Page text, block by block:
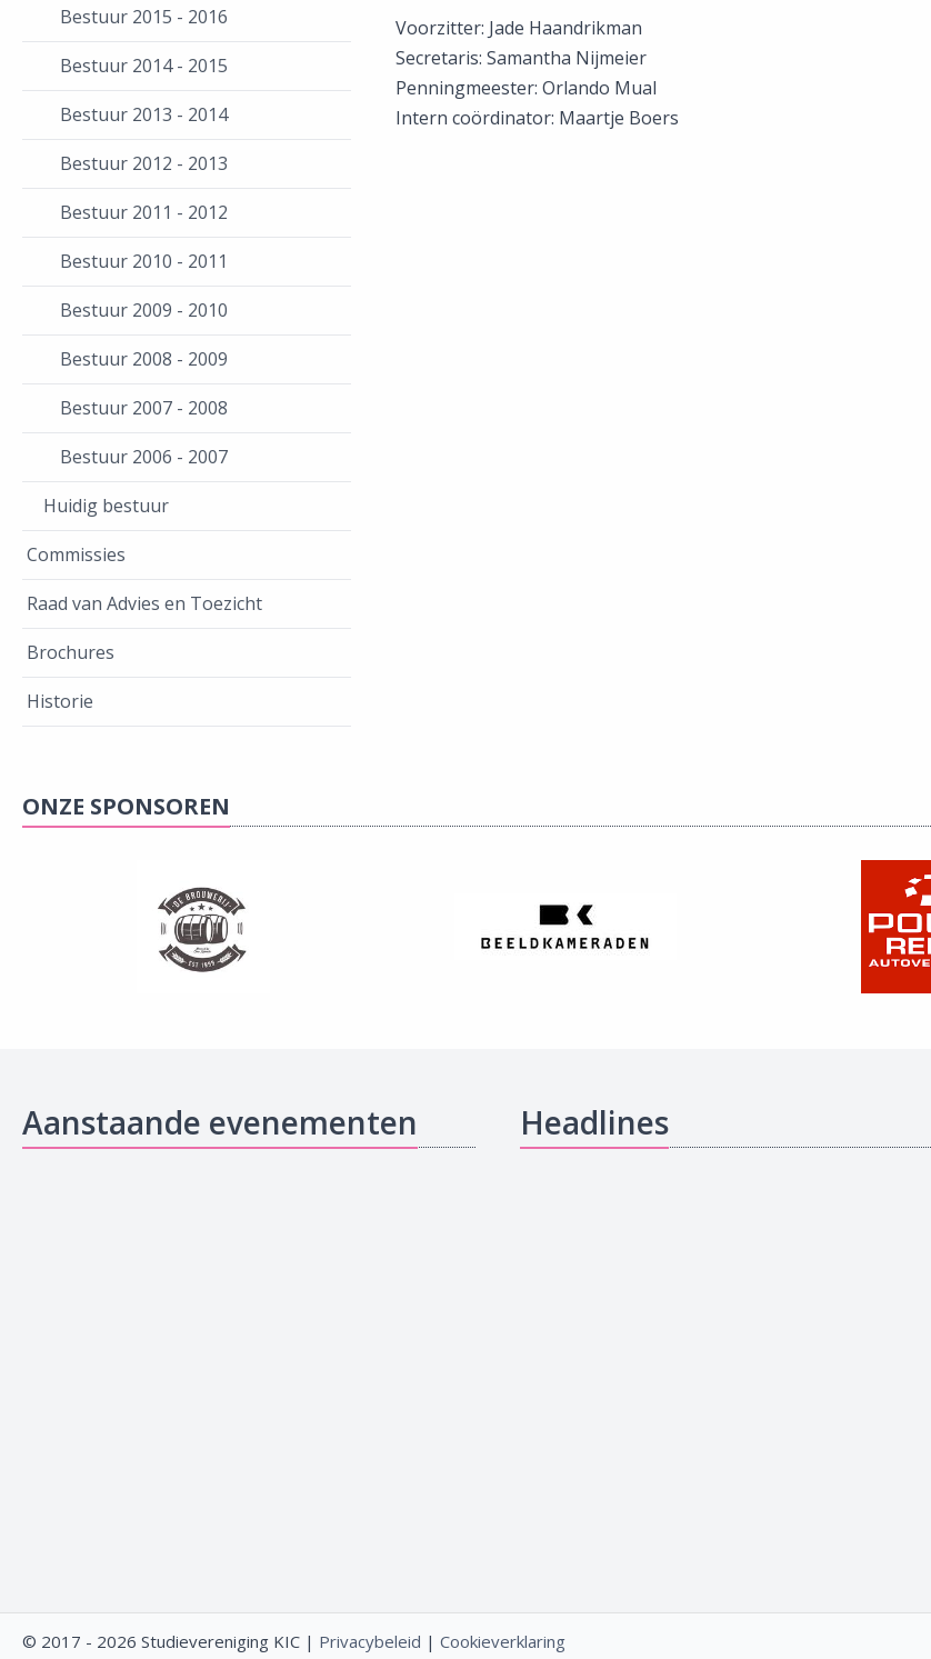
Bestuur 2015 - 2016
Bestuur 2014 - 2015
Bestuur 2013 - 2014
Bestuur 2012 - 2013
Bestuur 2011 - 2012
Bestuur 2010 - 2011
Bestuur 2009 - 2010
Bestuur 2008 - 2009
Bestuur 2007 - 2008
Bestuur 2006 - 2007
Huidig bestuur
Commissies
Raad van Advies en Toezicht
Brochures
Historie
Voorzitter: Jade Haandrikman
Secretaris: Samantha Nijmeier
Penningmeester: Orlando Mual
​Intern coördinator: Maartje Boers
ONZE SPONSOREN
Aanstaande evenementen Headlines
© 2017 - 2026 Studievereniging KIC | Privacybeleid | Cookieverklaring